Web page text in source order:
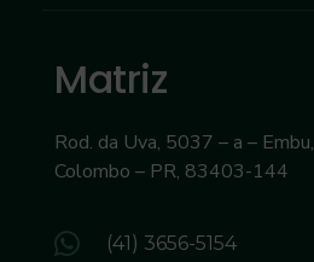
n
o
Matriz
Rod. da Uva, 5037 – a – Embu,
Colombo – PR, 83403-144
(41) 3656-5154